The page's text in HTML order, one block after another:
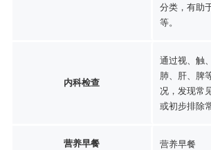
分类，有助
等。
内科检查
通过视、触
肺、肝、脾
况，发现常
或初步排除
营养早餐 营养早餐